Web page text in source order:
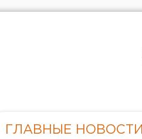
ГЛАВНЫЕ НОВОСТИ